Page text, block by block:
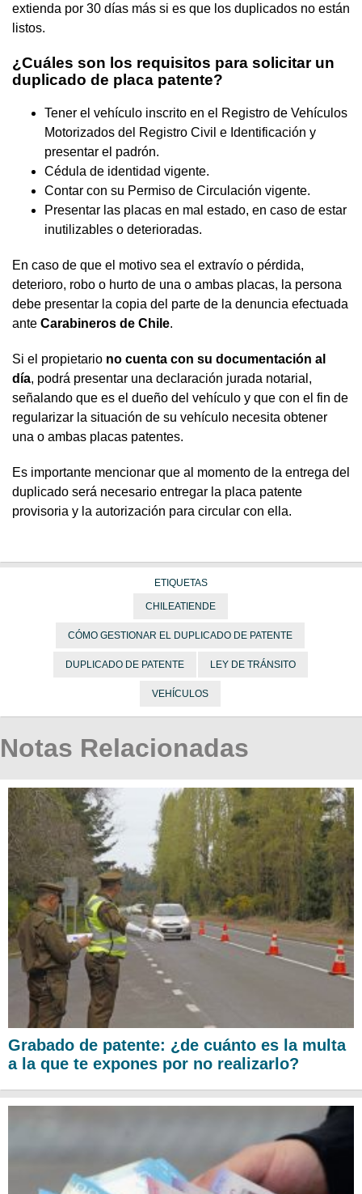
extienda por 30 días más si es que los duplicados no están
listos.
¿Cuáles son los requisitos para solicitar un
duplicado de placa patente?
Tener el vehículo inscrito en el Registro de Vehículos
Motorizados del Registro Civil e Identificación y
presentar el padrón.
Cédula de identidad vigente.
Contar con su Permiso de Circulación vigente.
Presentar las placas en mal estado, en caso de estar
inutilizables o deterioradas.
En caso de que el motivo sea el extravío o pérdida,
deterioro, robo o hurto de una o ambas placas, la persona
debe presentar la copia del parte de la denuncia efectuada
ante Carabineros de Chile.
Si el propietario no cuenta con su documentación al
día, podrá presentar una declaración jurada notarial,
señalando que es el dueño del vehículo y que con el fin de
regularizar la situación de su vehículo necesita obtener
una o ambas placas patentes.
Es importante mencionar que al momento de la entrega del
duplicado será necesario entregar la placa patente
provisoria y la autorización para circular con ella.
ETIQUETAS
CHILEATIENDE
CÓMO GESTIONAR EL DUPLICADO DE PATENTE
DUPLICADO DE PATENTE LEY DE TRÁNSITO
VEHÍCULOS
Notas Relacionadas
Grabado de patente: ¿de cuánto es la multa
a la que te expones por no realizarlo?